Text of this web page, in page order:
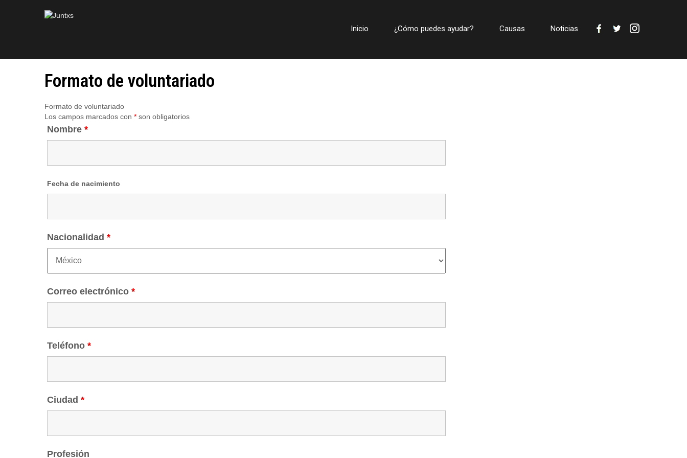
Inicio ¿Cómo puedes ayudar? Causas Noticias
Formato de voluntariado
Formato de voluntariado
Los campos marcados con * son obligatorios
Nombre *
Fecha de nacimiento
Nacionalidad *
Correo electrónico *
Teléfono *
Ciudad *
Profesión